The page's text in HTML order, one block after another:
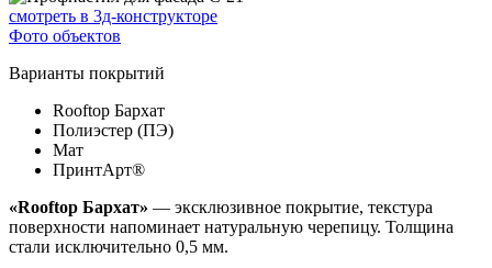
смотреть в 3д-конструкторе
Фото объектов
Варианты покрытий
Rooftop Бархат
Полиэстер (ПЭ)
Мат
ПринтАрт®
«Rooftop Бархат» — эксклюзивное покрытие, текстура
поверхности напоминает натуральную черепицу. Толщина
стали исключительно 0,5 мм.